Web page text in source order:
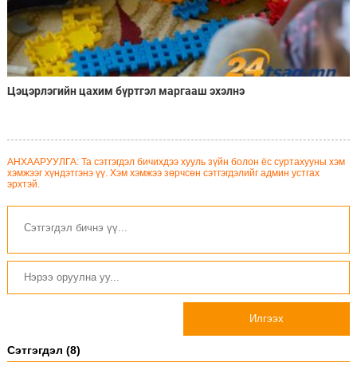
Цэцэрлэгийн цахим бүртгэл маргааш эхэлнэ
АНХААРУУЛГА: Та сэтгэгдэл бичихдээ хууль зүйн болон ёс суртахууны хэм
хэмжээг хүндэтгэнэ үү. Хэм хэмжээ зөрчсөн сэтгэгдэлийг админ устгах
эрхтэй.
Илгээх
Сэтгэгдэл (8)